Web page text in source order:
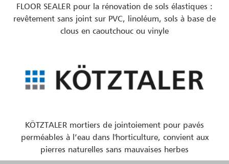
FLOOR SEALER pour la rénovation de sols élastiques :
revêtement sans joint sur PVC, linoléum, sols à base de
clous en caoutchouc ou vinyle
KÖTZTALER mortiers de jointoiement pour pavés
perméables à l’eau dans l'horticulture, convient aux
pierres naturelles sans mauvaises herbes